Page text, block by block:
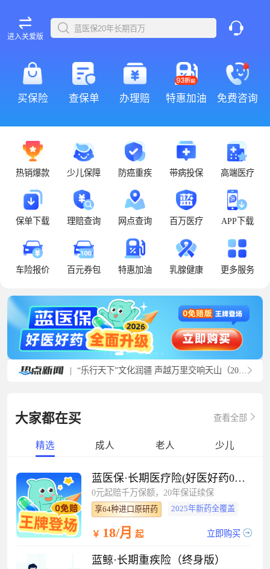
进入关爱版
买保险 查保单 办理赔 特惠加油 免费咨询
热销爆款 少儿保障 防癌重疾 带病投保 高端医疗
保单下载 理赔查询 网点查询 百万医疗 APP下载
车险报价 百元券包 特惠加油 乳腺健康 更多服务
|
大家都在买 查看全部
精选 成人 老人 少儿
蓝医保·长期医疗险(好医好药0免赔）
0元起赔千万保额，20年保证续保
享64种进口原研药 2025年新药全覆盖
￥ 18/月 起 立即购买
蓝鲸·长期重疾险（终身版）